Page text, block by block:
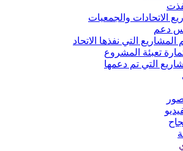
الاتحادات والجمعيات
دعم
المشاريع التي نفذها الاتحاد
تعبئة المشروع
التي تم دعمها